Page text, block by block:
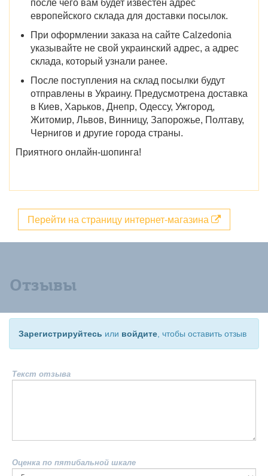
после чего вам будет известен адрес
европейского склада для доставки посылок.
При оформлении заказа на сайте Calzedonia
указывайте не свой украинский адрес, а адрес
склада, который узнали ранее.
После поступления на склад посылки будут
отправлены в Украину. Предусмотрена доставка
в Киев, Харьков, Днепр, Одессу, Ужгород,
Житомир, Львов, Винницу, Запорожье, Полтаву,
Чернигов и другие города страны.
Приятного онлайн-шопинга!
Перейти на страницу интернет-магазина
Отзывы
Зарегистрируйтесь или войдите , чтобы оставить отзыв
Текст отзыва
Оценка по пятибальной шкале